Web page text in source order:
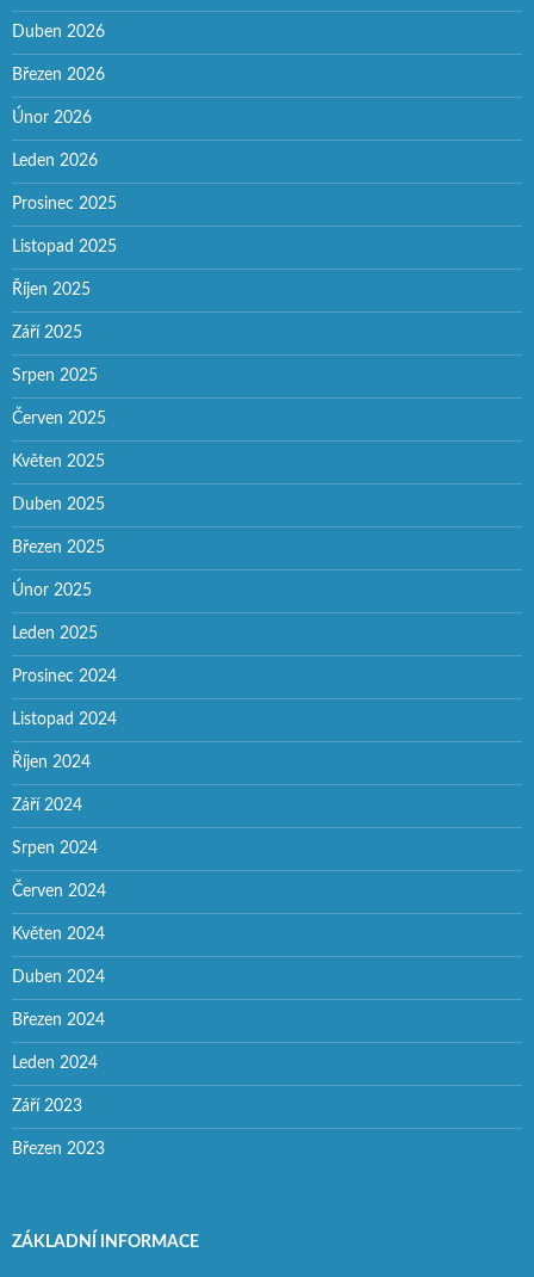
Duben 2026
Březen 2026
Únor 2026
Leden 2026
Prosinec 2025
Listopad 2025
Říjen 2025
Září 2025
Srpen 2025
Červen 2025
Květen 2025
Duben 2025
Březen 2025
Únor 2025
Leden 2025
Prosinec 2024
Listopad 2024
Říjen 2024
Září 2024
Srpen 2024
Červen 2024
Květen 2024
Duben 2024
Březen 2024
Leden 2024
Září 2023
Březen 2023
ZÁKLADNÍ INFORMACE